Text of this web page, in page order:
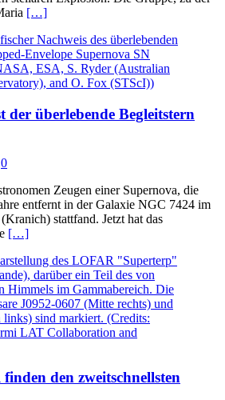
[…]
der überlebende Begleitstern
0
Zeugen einer Supernova, die
entfernt in der Galaxie NGC 7424 im
stattfand. Jetzt hat das
[…]
den zweitschnellsten